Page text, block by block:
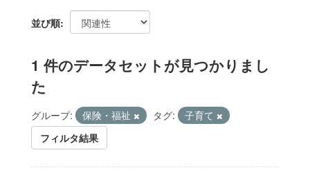
並び順
1 件のデータセットが見つかりまし
た
グループ: 保険・福祉 タグ:
子育て
フィルタ結果